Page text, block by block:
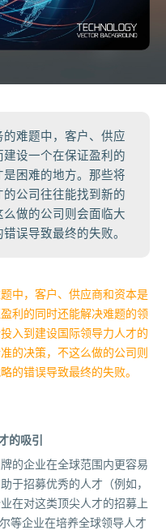
难题中，客户、供应
设一个在保证盈利的
困难的地方。那些将
公司往往能找到新的
做的公司则会面临大
误导致最终的失败。
中，客户、供应商和资本是
利的同时还能解决难题的领
入到建设国际领导力人才的
的决策，不这么做的公司则
的错误导致最终的失败。
的吸引
的企业在全球范围内更容易
于招募优秀的人才（例如，
在对这类顶尖人才的招募上
等企业在培养全球领导人才